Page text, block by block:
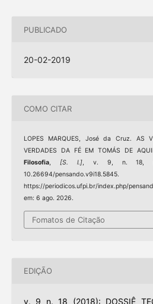
PUBLICADO
20-02-2019
COMO CITAR
LOPES MARQUES, José da Cruz. AS
VERDADES DA FÉ EM TOMÁS DE
Filosofia, [S. l.], v. 9, n. 18, p.
10.26694/
https://periodicos.ufpi.br/index.php/
em: 6 ago. 2026.
Fomatos de Citação
EDIÇÃO
v. 9 n. 18 (2018): DOSSIÊ